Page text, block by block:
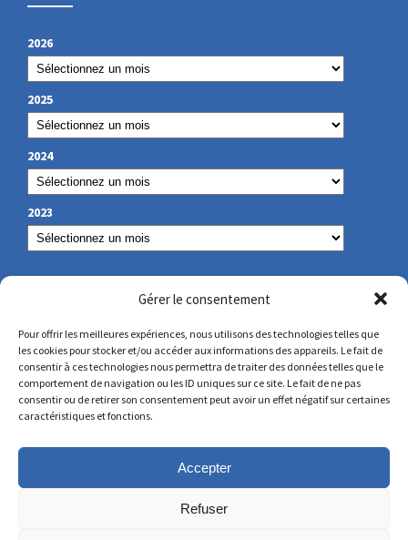
Gérer le consentement
Pour offrir les meilleures expériences, nous utilisons des technologies telles que
les cookies pour stocker et/ou accéder aux informations des appareils. Le fait de
consentir à ces technologies nous permettra de traiter des données telles que le
comportement de navigation ou les ID uniques sur ce site. Le fait de ne pas
consentir ou de retirer son consentement peut avoir un effet négatif sur certaines
caractéristiques et fonctions.
Accepter
Refuser
2026
2025
2024
2023
NOS COORDONNÉES
secretariat@lamennais.org
protectionenfance@lamennais.org